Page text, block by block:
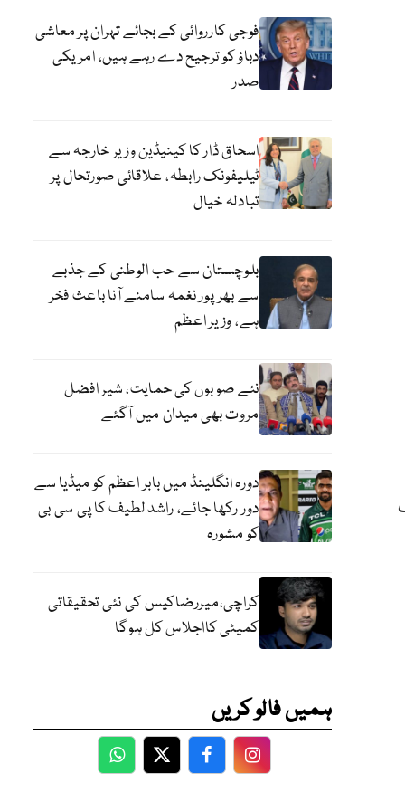
فوجی کارروائی کے بجائے تہران پر معاشی
دباؤ کو ترجیح دے رہے ہیں، امریکی
صدر
اسحاق ڈار کا کینیڈین وزیر خارجہ سے
ٹیلیفونک رابطہ، علاقائی صورتحال پر
تبادلہ خیال
بلوچستان سے حب الوطنی کے جذبے
سے بھرپور نغمہ سامنے آنا باعث فخر
ہے، وزیر اعظم
نئے صوبوں کی حمایت، شیر افضل
مروت بھی میدان میں آگئے
دورہ انگلینڈ میں بابر اعظم کو میڈیا سے
دور رکھا جائے، راشد لطیف کا پی سی بی
کو مشورہ
کراچی،میررضاکیس کی نئی تحقیقاتی
کمیٹی کااجلاس کل ہوگا
ہمیں فالو کریں
WhatsApp
TwitterFacebookFacebook